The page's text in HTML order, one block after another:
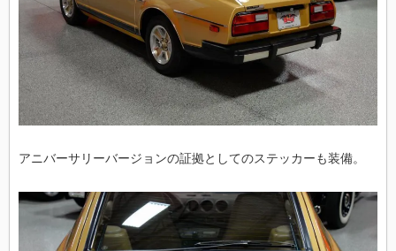
アニバーサリーバージョンの証拠としてのステッカーも装備。